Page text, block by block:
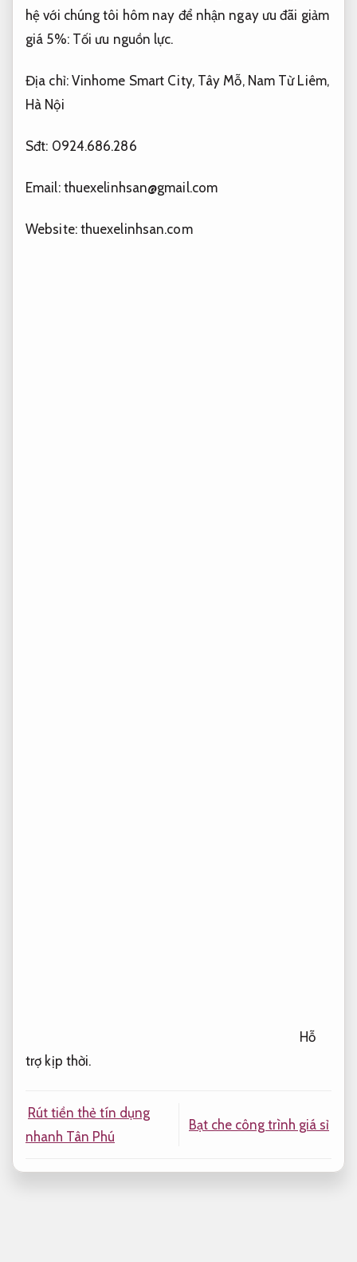
hệ với chúng tôi hôm nay để nhận ngay ưu đãi giảm
giá 5%: Tối ưu nguồn lực.
Địa chỉ: Vinhome Smart City, Tây Mỗ, Nam Từ Liêm,
Hà Nội
Sđt: 0924.686.286
Email: thuexelinhsan@gmail.com
Website: thuexelinhsan.com
Hỗ
trợ kịp thời.
Rút tiền thẻ tín dụng
nhanh Tân Phú
Bạt che công trình giá sỉ